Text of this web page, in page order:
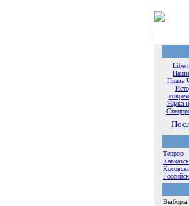
Наши
Права
Наука
Террор
Выборы